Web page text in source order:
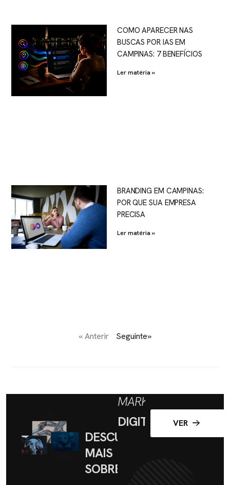
COMO APARECER NAS
BUSCAS POR IAS EM
CAMPINAS: 7 BENEFÍCIOS
Ler matéria »
BRANDING EM CAMPINAS:
POR QUE SUA EMPRESA
PRECISA
Ler matéria »
« Anterir Seguinte»
DESCUBRA
MAIS
SOBRE
MARKETING
DIGITAL
VER